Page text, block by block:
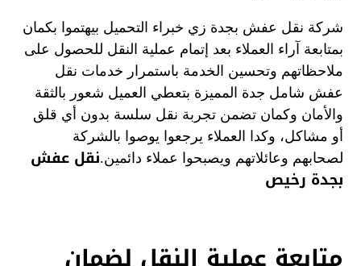
شركة نقل عفش بجدة زي خبراء التحميل بيهتموا بكمان
بمتابعة آراء العملاء بعد إتمام عملية النقل للحصول على
ملاحظاتهم وتحسين الخدمة باستمرار خدمات نقل
عفش شامل جدة المميزة بتعطي العميل شعور بالثقة
والأمان وكمان تضمن تجربة نقل سلسة بدون أي قلق
أو مشاكل، وكدا العملاء يرجعوا يوصوا بالشركة
لصحابهم وعائلاتهم ويصبحوا عملاء دائمين.نقل عفش
بجدة رخيص